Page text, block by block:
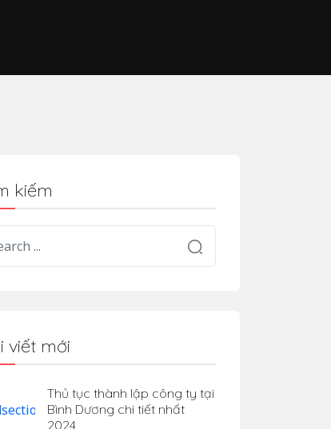
kiếm
viết mới
Thủ tục thành lập công ty tại
Bình Dương chi tiết nhất
2024